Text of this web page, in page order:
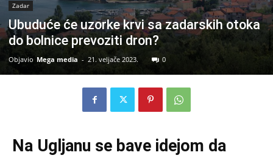
Zadar
Ubuduće će uzorke krvi sa zadarskih otoka
do bolnice prevoziti dron?
Objavio Mega media - 21. veljače 2023. 0
Na Ugljanu se bave idejom da